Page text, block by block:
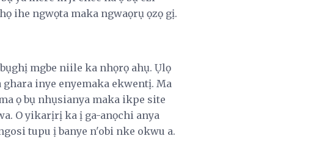
ihe ngwọta maka ngwaọrụ ọzọ gị.
mgbe niile ka nhọrọ ahụ. Ụlọ
inye enyemaka ekwentị. Ma
ọ bụ nhụsianya maka ikpe site
O yikarịrị ka ị ga-anọchi anya
tupu ị banye n'obi nke okwu a.